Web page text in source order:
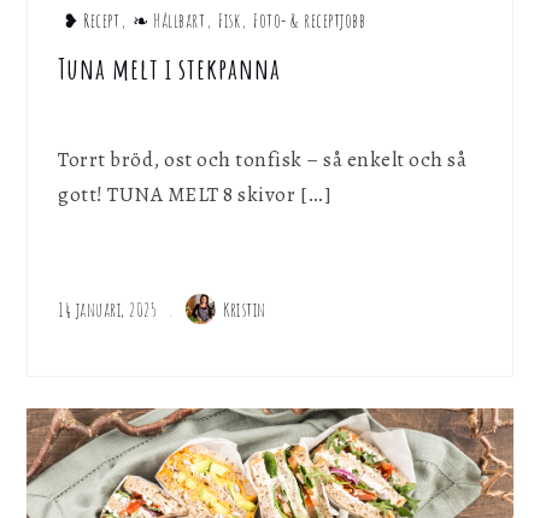
❥ Recept, ❧ Hållbart, Fisk, Foto- & receptjobb
Tuna melt i stekpanna
Torrt bröd, ost och tonfisk – så enkelt och så
gott! TUNA MELT 8 skivor […]
14 januari, 2025 Kristin